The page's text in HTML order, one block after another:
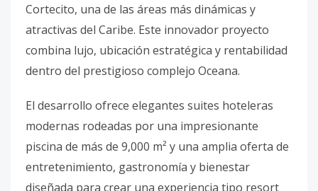
Cortecito, una de las áreas más dinámicas y
atractivas del Caribe. Este innovador proyecto
combina lujo, ubicación estratégica y rentabilidad
dentro del prestigioso complejo Oceana.
El desarrollo ofrece elegantes suites hoteleras
modernas rodeadas por una impresionante
piscina de más de 9,000 m² y una amplia oferta de
entretenimiento, gastronomía y bienestar
diseñada para crear una experiencia tipo resort